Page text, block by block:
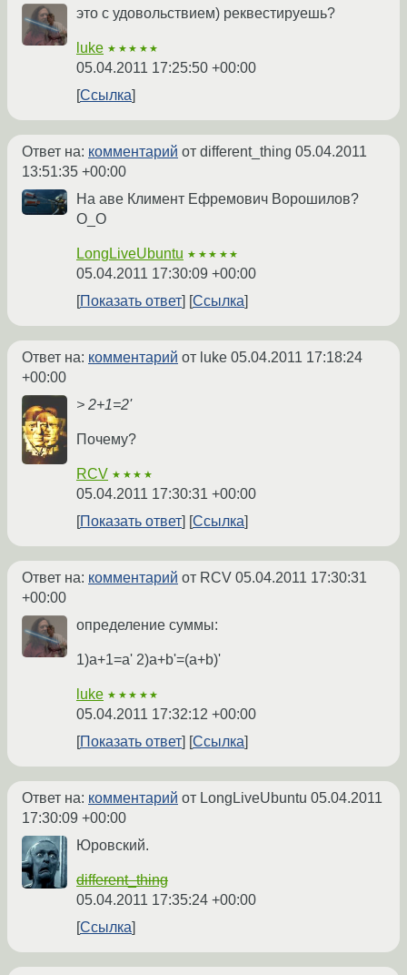
это с удовольствием) реквестируешь?
luke ★★★★★
05.04.2011 17:25:50 +00:00
Ссылка
Ответ на: комментарий от different_thing 05.04.2011
13:51:35 +00:00
На аве Климент Ефремович Ворошилов?
О_О
LongLiveUbuntu ★★★★★
05.04.2011 17:30:09 +00:00
Показать ответ
Ссылка
Ответ на: комментарий от luke 05.04.2011 17:18:24
+00:00
> 2+1=2'
Почему?
RCV ★★★★
05.04.2011 17:30:31 +00:00
Показать ответ
Ссылка
Ответ на: комментарий от RCV 05.04.2011 17:30:31
+00:00
определение суммы:
1)a+1=a' 2)a+b'=(a+b)'
luke ★★★★★
05.04.2011 17:32:12 +00:00
Показать ответ
Ссылка
Ответ на: комментарий от LongLiveUbuntu 05.04.2011
17:30:09 +00:00
Юровский.
different_thing
05.04.2011 17:35:24 +00:00
Ссылка